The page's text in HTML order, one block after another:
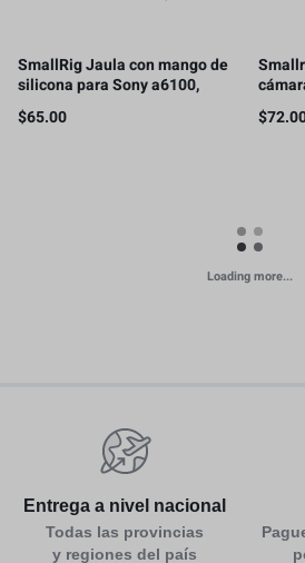
SmallRig Jaula con mango de
silicona para Sony a6100,
a6300, a6400-3164B
$65.00
– 2918
$
Loading more...
Entrega a nivel nacional
Todas las provincias
y regiones del país